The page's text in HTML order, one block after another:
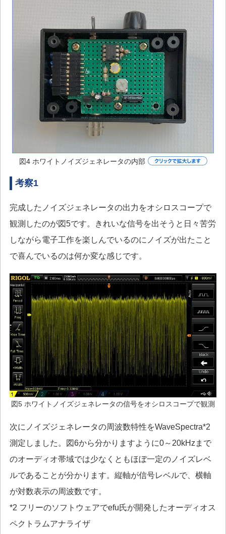
図4 ホワイトノイズジェネレータの内部
考察1
完成したノイズジェネレータの出力をオシロスコープで
観測したのが図5です。きれいな信号を出そうと日々苦労
しながら電子工作を楽しんでいるのにノイズが出たこと
で喜んでいるのは何か変な感じです。
図5 ホワイトノイズジェネレータの信号をオシロスコープで観測
次にノイズジェネレータの周波数特性をWaveSpectra*2
測定しました。図6から分かりますように0～20kHzまで
のオーディオ帯域では少なくともほぼ一定のノイズレベ
ルであることが分かります。縦軸が信号レベルで、横軸
が対数表示の周波数です。
*2 フリーのソフトウェアでefu氏が開発したオーディオス
ペクトラムアナライザ